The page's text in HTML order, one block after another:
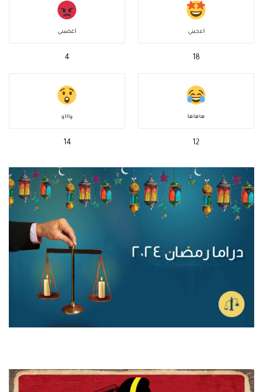
أعجبني
18
أغضبني
4
هاهاها
12
واااو
14